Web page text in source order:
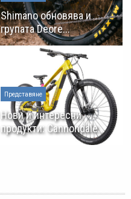
Shimano обновява и
групата Deore...
Представяне
Нови и интересни
продукти: Cannondale...